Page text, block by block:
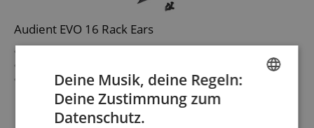
Audient EVO 16 Rack Ears
19" Winkel für ein EVO 16
Farbe: Schwarz
mehr anzeigen
Deine Musik, deine Regeln:
Deine Zustimmung zum
Datenschutz.